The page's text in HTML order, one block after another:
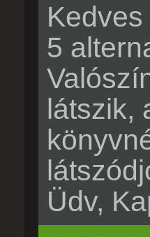
5
látszik,
Üdv,